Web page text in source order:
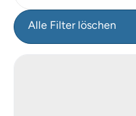
Alle Filter löschen